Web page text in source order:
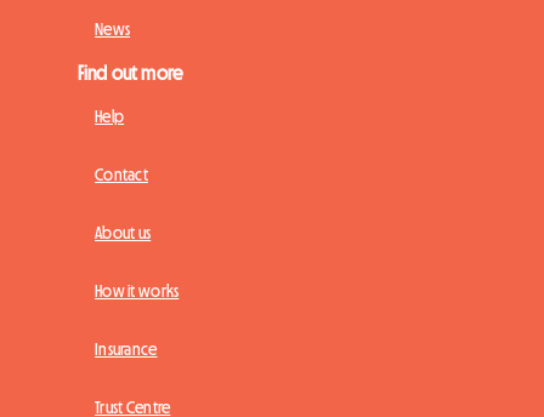
News
Find out more
Help
Contact
About us
How it works
Insurance
Trust Centre